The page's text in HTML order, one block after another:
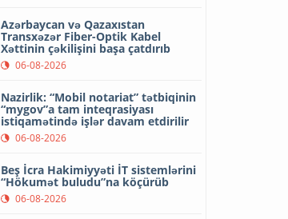
Azərbaycan və Qazaxıstan
Transxəzər Fiber-Optik Kabel
Xəttinin çəkilişini başa çatdırıb
06-08-2026
Nazirlik: “Mobil notariat” tətbiqinin
“mygov”a tam inteqrasiyası
istiqamətində işlər davam etdirilir
06-08-2026
Beş İcra Hakimiyyəti İT sistemlərini
“Hökumət buludu”na köçürüb
06-08-2026